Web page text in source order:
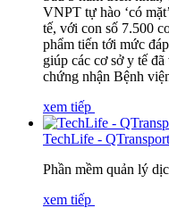
VNPT tự hào ‘có
tế, với con số 7.500
phẩm tiến tới mức
giúp các cơ sở y tế
chứng nhận Bệnh
xem tiếp
TechLife - QTransport
Phần mềm quản lý
xem tiếp